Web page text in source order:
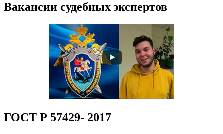
Вакансии судебных экспертов
ГОСТ Р 57429- 2017